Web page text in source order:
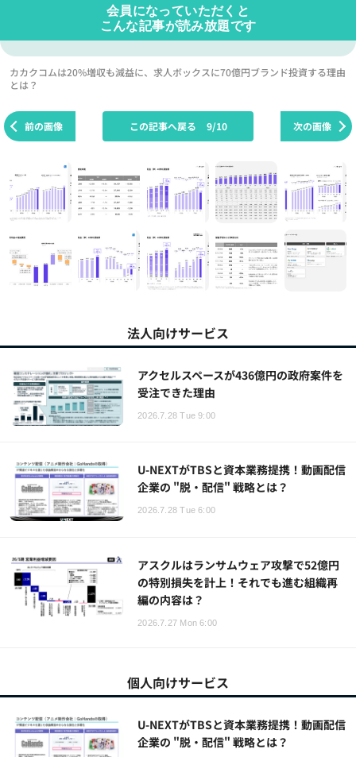
会員になっていただくと
こんな記事が読み放題です
カカクコムは20%増収も減益に、求人ボックスに70億円ブランド投資する理由
とは？
前の画像 次の画像
この記事へ戻る 9/10
法人向けサービス
アクセルスペースが436億円の政府案件を
受注できた理由
2026.7.28 Tue 9:00
U-NEXTがTBSと資本業務提携！動画配信
企業の "脱・配信" 戦略とは？
2026.7.28 Tue 6:00
アスクルはランサムウェア攻撃で52億円
の特別損失を計上！それでも進む組織再
編の内容は？
2026.7.27 Mon 6:00
個人向けサービス
U-NEXTがTBSと資本業務提携！動画配信
企業の "脱・配信" 戦略とは？